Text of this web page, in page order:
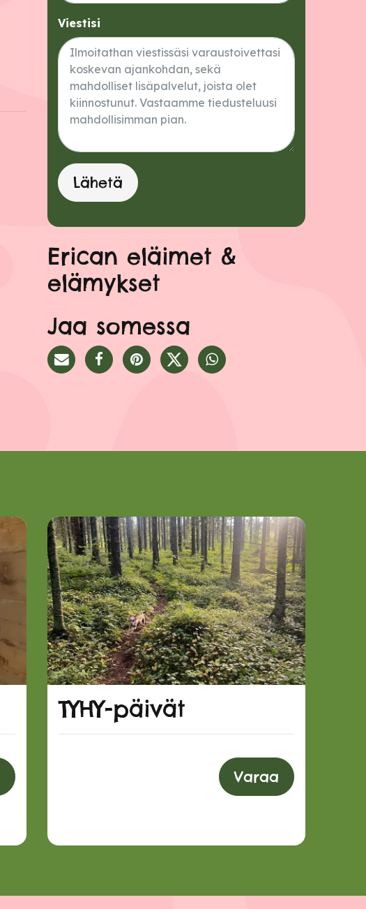
Viestisi
Lähetä
Erican eläimet &
elämykset
Jaa somessa
TYHY-päivät
Varaa